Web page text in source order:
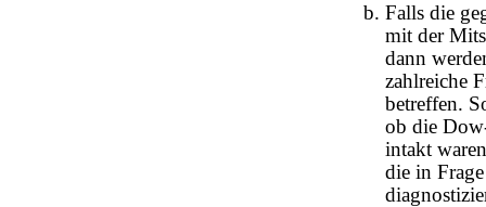
Falls die
mit der
dann
zahlreiche
betreffen.
ob die
intakt
die in